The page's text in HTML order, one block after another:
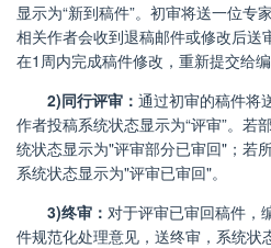
显示为“新到稿件”。初审将送一位专
相关作者会收到退稿邮件或修改后送
在1 周内完成稿件修改，重新提交给编
2)同行评审： 通过初审的稿件将
作者投稿系统状态显示为“评审”。若
统状态显示为"评审部分已审回" ；若
系统状态显示为"评审已审回"。
3)终审： 对于评审已审回稿件，
件规范化处理意见，送终审，系统状